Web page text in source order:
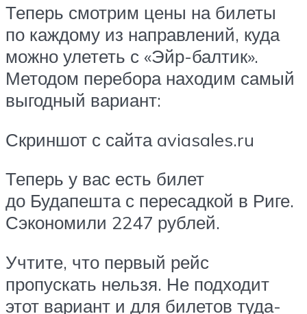
Теперь смотрим цены на билеты
по каждому из направлений, куда
можно улететь с «Эйр-балтик».
Методом перебора находим самый
выгодный вариант:
Скриншот с сайта aviasales.ru
Теперь у вас есть билет
до Будапешта с пересадкой в Риге.
Сэкономили 2247 рублей.
Учтите, что первый рейс
пропускать нельзя. Не подходит
этот вариант и для билетов туда-